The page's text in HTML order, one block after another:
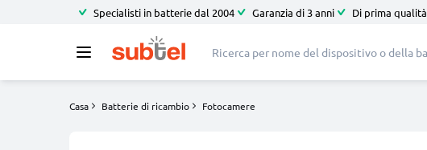
Specialisti in batterie dal 2004 Garanzia di 3 anni Di prima qualità
Casa Batterie di ricambio Fotocamere